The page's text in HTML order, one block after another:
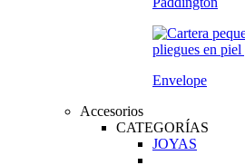
Envelope
Accesorios
CATEGORÍAS
JOYAS